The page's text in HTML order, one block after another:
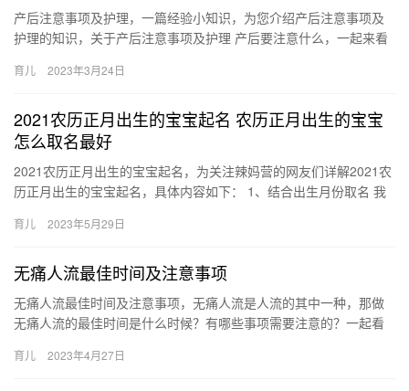
产后注意事项及护理，一篇经验小知识，为您介绍产后注意事项及
护理的知识，关于产后注意事项及护理 产后要注意什么，一起来看
后…
育儿 2023年3月24日
2021农历正月出生的宝宝起名 农历正月出生的宝宝
怎么取名最好
2021农历正月出生的宝宝起名，为关注辣妈营的网友们详解2021农
历正月出生的宝宝起名，具体内容如下： 1、结合出生月份取名 我
育儿 2023年5月29日
无痛人流最佳时间及注意事项
无痛人流最佳时间及注意事项，无痛人流是人流的其中一种，那做
无痛人流的最佳时间是什么时候？有哪些事项需要注意的？一起看
体…
育儿 2023年4月27日